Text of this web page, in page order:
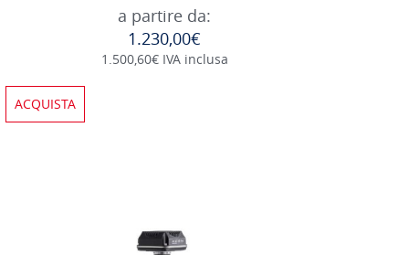
a partire da:
1.230,00€
1.500,60€ IVA inclusa
ACQUISTA